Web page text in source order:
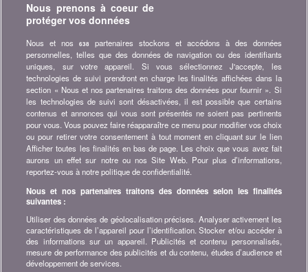
Ne ratez aucune occasion d'économiser. Recevez nos
comparatifs, conseils et astuces dans les domaines tels que
l'assurance, la finance, produits de consommation et bien plus...
Abonnez-vous à la newsletter
Rejoignez la communauté
Restez à l'affût, retrouvez tous les conseils et astuces pour
économiser sur :
A propos de bonus.ch
Qui est bonus.ch ? Comment fonctionnent les comparatifs ?
Demande de presse, partenariat, publicité, ...
Toutes les infos sur bonus.ch
Nous prenons à coeur de
protéger vos données
Nous et nos638
partenaires stockons et accédons à des données
personnelles, telles que des données de navigation ou des identifiants
uniques, sur votre appareil. Si vous sélectionnez J'accepte, les
technologies de suivi prendront en charge les finalités affichées dans la
section « Nous et nos partenaires traitons des données pour fournir ». Si
les technologies de suivi sont désactivées, il est possible que certains
contenus et annonces qui vous sont présentés ne soient pas pertinents
pour vous. Vous pouvez faire réapparaître ce menu pour modifier vos choix
ou pour retirer votre consentement à tout moment en cliquant sur le lien
Afficher toutes les finalités en bas de page. Les choix que vous avez fait
aurons un effet sur notre ou nos Site Web. Pour plus d’informations,
reportez-vous à notre politique de confidentialité.
Nous et nos partenaires traitons des données selon les finalités
suivantes :
Utiliser des données de géolocalisation précises. Analyser activement les
caractéristiques de l’appareil pour l’identification. Stocker et/ou accéder à
des informations sur un appareil. Publicités et contenu personnalisés,
mesure de performance des publicités et du contenu, études d’audience et
développement de services.